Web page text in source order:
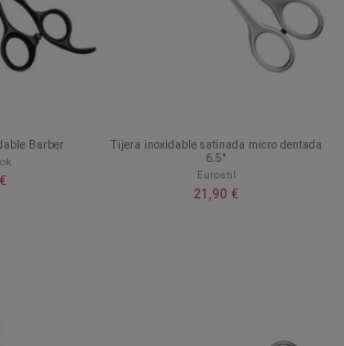
Barber
Tijera inoxidable satinada micro dentada
6.5"
Eurostil
21,90 €